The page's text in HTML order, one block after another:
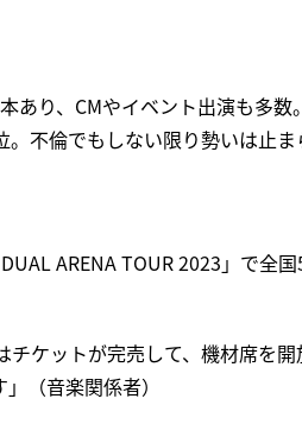
あり、CMやイベント出演も多
不倫でもしない限り勢いは止
ARENA TOUR 2023」で全国
チケットが完売して、機材席を
（音楽関係者）